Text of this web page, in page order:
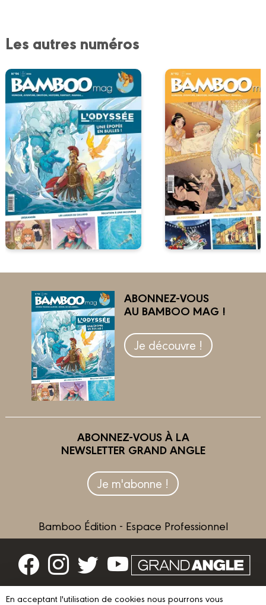
Les autres numéros
ABONNEZ-VOUS
AU BAMBOO MAG !
Je découvre !
ABONNEZ-VOUS À LA
NEWSLETTER GRAND ANGLE
Je m'abonne !
Bamboo Édition - Espace Professionnel
Contactez-nous
En acceptant l'utilisation de cookies nous pourrons vous